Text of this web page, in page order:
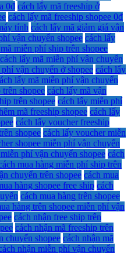
0đ cách lấy mã freeship ở
cách lấy mã freeship shopee 0đ
tính cách lấy mã giảm giá vận
vận chuyển shopee cách lấy
miễn phí ship trên shopee
cách lấy mã miễn phí vận chuyển
vận chuyển ở shopee cách lấy
lấy mã miễn phí vận chuyển
shopee cách lấy mã vận
trên shopee cách lấy miễn phí
mã freeship shopee cách lấy
cách lấy voucher freeship
shopee cách lấy voucher miễn
shopee miễn phí vận chuyển
phí vận chuyển shopee cách
mua hàng miễn phí ship trên
chuyển trên shopee cách mua
hàng shopee free ship cách
cách mua hàng trên shopee
hàng trên shopee miễn phí vận
cách nhận free ship trên
cách nhận mã freeship trên
chuyển shopee cách nhận mã
nhận miễn phí vận chuyển